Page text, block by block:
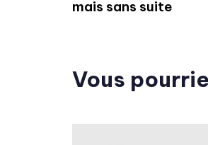
mais sans suite
Vous